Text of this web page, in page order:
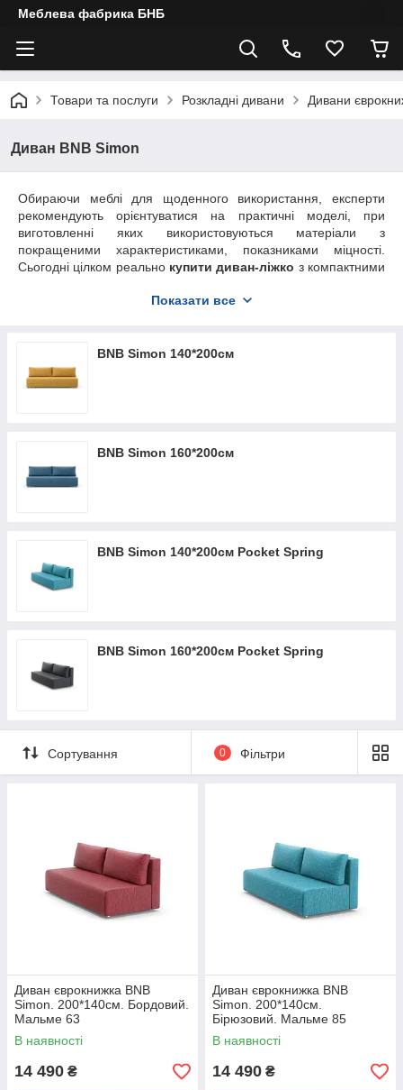
Меблева фабрика БНБ
Товари та послуги Розкладні дивани Дивани
Диван BNB Simon
Обираючи меблі для щоденного використання, експерти
рекомендують орієнтуватися на практичні моделі, при
виготовленні яких використовуються матеріали з
покращеними характеристиками, показниками міцності.
Сьогодні цілком реально купити диван-ліжко з компактними
приміщень із невеликою площею. Конструкційні особливості
Показати все
BNB Simon 140*200см
BNB Simon 160*200см
BNB Simon 140*200см Pocket Spring
BNB Simon 160*200см Pocket Spring
Сортування 0 Фільтри
Диван єврокнижка BNB
Simon. 200*140см. Бордовий.
Мальме 63
В наявності
14 490 ₴
Диван єврокнижка BNB
Simon. 200*140см.
Бірюзовий. Мальме 85
В наявності
14 490 ₴